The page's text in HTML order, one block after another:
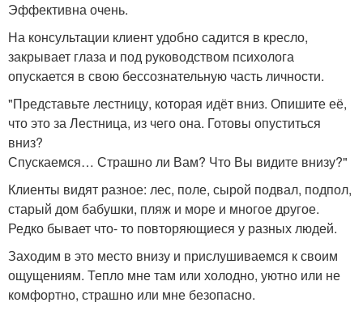
Эффективна очень.
На консультации клиент удобно садится в кресло,
закрывает глаза и под руководством психолога
опускается в свою бессознательную часть личности.
"Представьте лестницу, которая идёт вниз. Опишите её,
что это за Лестница, из чего она. Готовы опуститься
вниз?
Спускаемся… Страшно ли Вам? Что Вы видите внизу?"
Клиенты видят разное: лес, поле, сырой подвал, подпол,
старый дом бабушки, пляж и море и многое другое.
Редко бывает что- то повторяющиеся у разных людей.
Заходим в это место внизу и прислушиваемся к своим
ощущениям. Тепло мне там или холодно, уютно или не
комфортно, страшно или мне безопасно.